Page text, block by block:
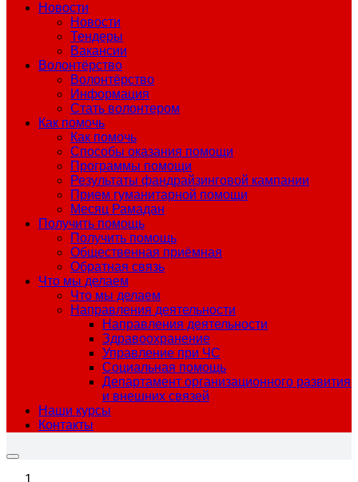
Новости
Новости
Тендеры
Вакансии
Волонтёрство
Волонтёрство
Информация
Стать волонтером
Как помочь
Как помочь
Способы оказания помощи
Программы помощи
Результаты фандрайзинговой кампании
Прием гуманитарной помощи
Месяц Рамадан
Получить помощь
Получить помощь
Общественная приёмная
Обратная связь
Что мы делаем
Что мы делаем
Направления деятельности
Направления деятельности
Здравоохранение
Управление при ЧС
Социальная помощь
Департамент организационного развития
и внешних связей
Наши курсы
Контакты